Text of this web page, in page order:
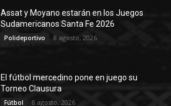
Assat y Moyano estarán en los Juegos
Sudamericanos Santa Fe 2026
Polideportivo 8 agosto, 2026
El fútbol mercedino pone en juego su
Torneo Clausura
Fútbol 8 agosto, 2026